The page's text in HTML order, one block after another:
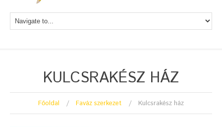
KULCSRAKÉSZ HÁZ
Főoldal Faváz szerkezet Kulcsrakész ház